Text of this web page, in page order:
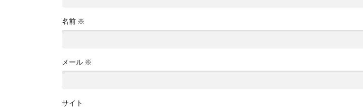
名前 ※
メール ※
サイト